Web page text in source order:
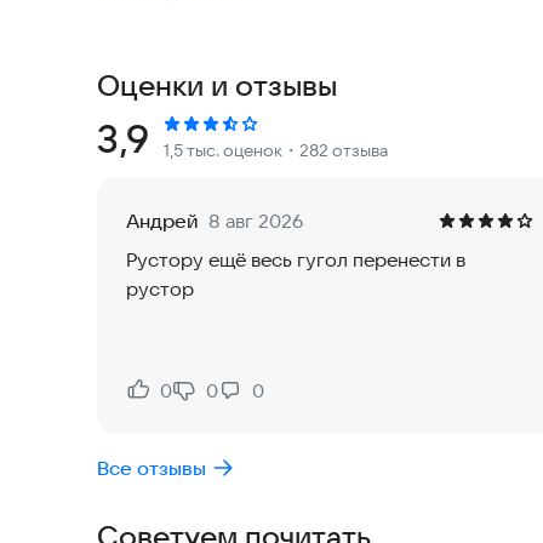
быстро находить нужные письма. Также
Что вы найдете в приложении Gmail:
• Автоматическая защита от более 99,9%
подозрительные ссылки.
• Google Chat для постоянного общения и
• Google Meet для видеозвонков высокого
• Быстрый ответ: экономьте время на
• Уведомления о новых письмах в центре
• Упорядочивание почты: архивирование,
• Объединение переписки в логичные цепочки.
Оценки и отзывы
Рейтинг:
3,9 1,5 тыс. оценок ・282 отзыва
Андрей 8 авг 2026
Рустору ещё весь гугол перенести в
рустор
Нравится:
0
Не нравится:
0 0
Все отзывы